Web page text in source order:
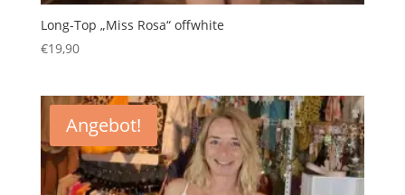
Long-Top „Miss Rosa“ offwhite
€19,90
Angebot!